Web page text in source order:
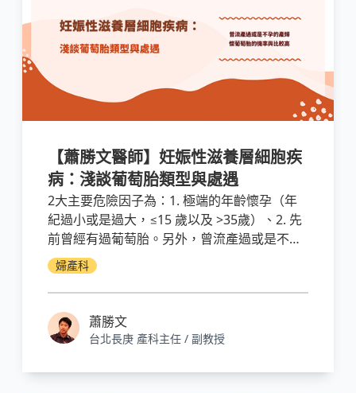
【蕭勝文醫師】妊娠性滋養層細胞疾
病：淺談葡萄胎類型與處遇
2大主要危險因子為：1. 極端的年齡懷孕（年
紀過小或是過大，≤15 歲以及 >35歲）、2. 先
前曾經有過葡萄胎。另外，曾流產過或是不孕
的產婦，懷葡萄胎的機率與比較高。
婦產科
蕭勝文
台北長庚 產科主任 / 副教授